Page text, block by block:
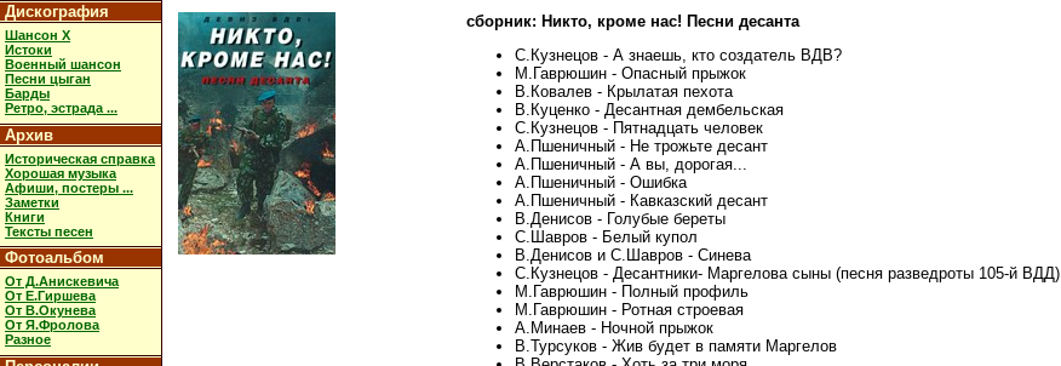
Дискография
Шансон X
Истоки
Военный шансон
Песни цыган
Барды
Ретро, эстрада ...
Архив
Историческая справка
Хорошая музыка
Афиши, постеры ...
Заметки
Книги
Тексты песен
Фотоальбом
От Д.Анискевича
От Е.Гиршева
От В.Окунева
От Я.Фролова
Разное
сборник: Никто, кроме нас! Песни десанта
С.Кузнецов - А знаешь, кто создатель ВДВ?
М.Гаврюшин - Опасный прыжок
В.Ковалев - Крылатая пехота
В.Куценко - Десантная дембельская
С.Кузнецов - Пятнадцать человек
А.Пшеничный - Не трожьте десант
А.Пшеничный - А вы, дорогая...
А.Пшеничный - Ошибка
А.Пшеничный - Кавказский десант
В.Денисов - Голубые береты
С.Шавров - Белый купол
В.Денисов и С.Шавров - Синева
С.Кузнецов - Десантники- Маргелова сыны (песня разведроты 105-й ВДД)
М.Гаврюшин - Полный профиль
М.Гаврюшин - Ротная строевая
А.Минаев - Ночной прыжок
В.Турсуков - Жив будет в памяти Маргелов